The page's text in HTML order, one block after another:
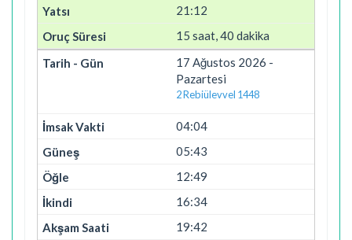
21:12
15 saat, 40 dakika
17 Ağustos 2026 -
Pazartesi
2 Rebiülevvel 1448
04:04
05:43
12:49
16:34
19:42